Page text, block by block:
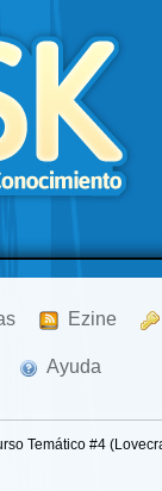
Ezine
Ayuda
Temático #4